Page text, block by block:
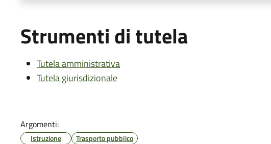
Strumenti di tutela
Tutela amministrativa
Tutela giurisdizionale
Argomenti:
Istruzione Trasporto pubblico